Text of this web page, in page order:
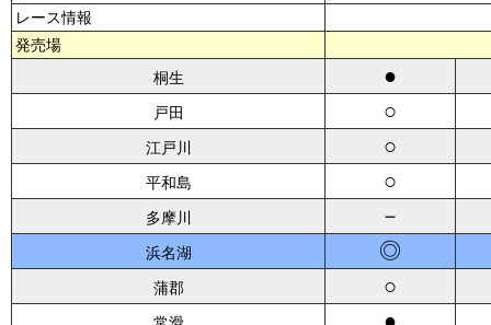
レース情報
発売場
桐生
●
戸田 ○
江戸川 ○
平和島 ○
多摩川 －
浜名湖 ◎
蒲郡 ○